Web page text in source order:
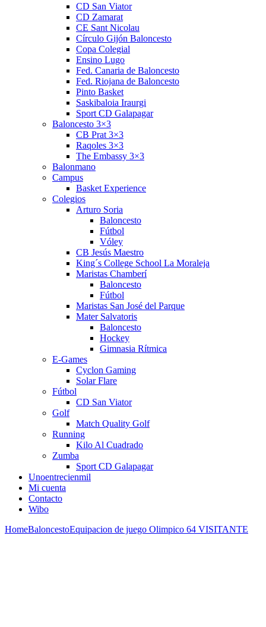
CD San Viator
CD Zamarat
CE Sant Nicolau
Círculo Gijón Baloncesto
Copa Colegial
Ensino Lugo
Fed. Canaria de Baloncesto
Fed. Riojana de Baloncesto
Pinto Basket
Saskibaloia Iraurgi
Sport CD Galapagar
Baloncesto 3×3
CB Prat 3×3
Raqoles 3×3
The Embassy 3×3
Balonmano
Campus
Basket Experience
Colegios
Arturo Soria
Baloncesto
Fútbol
Vóley
CB Jesús Maestro
King´s College School La Moraleja
Maristas Chamberí
Baloncesto
Fútbol
Maristas San José del Parque
Mater Salvatoris
Baloncesto
Hockey
Gimnasia Rítmica
E-Games
Cyclon Gaming
Solar Flare
Fútbol
CD San Viator
Golf
Match Quality Golf
Running
Kilo Al Cuadrado
Zumba
Sport CD Galapagar
Unoentrecienmil
Mi cuenta
Contacto
Wibo
HomeBaloncestoEquipacion de juego Olimpico 64 VISITANTE